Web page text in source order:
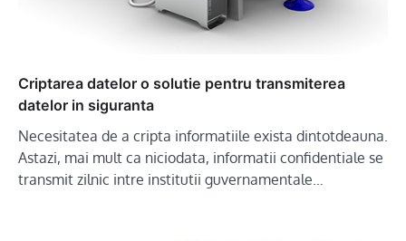
Criptarea datelor o solutie pentru transmiterea
datelor in siguranta
Necesitatea de a cripta informatiile exista dintotdeauna.
Astazi, mai mult ca niciodata, informatii confidentiale se
transmit zilnic intre institutii guvernamentale…